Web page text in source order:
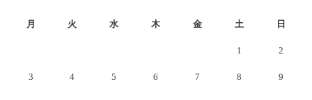
月 火 水 木 金 土 日
1 2
3 4 5 6 7 8 9